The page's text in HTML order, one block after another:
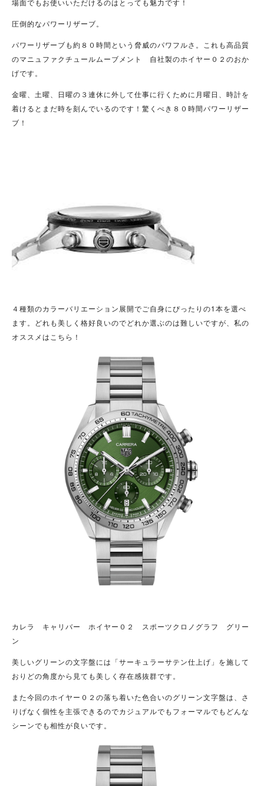
圧倒的なパワーリザーブ。
パワーリザーブも約８０時間という脅威のパワフルさ。これも高品質
のマニュファクチュールムーブメント 自社製のホイヤー０２のおか
げです。
金曜、土曜、日曜の３連休に外して仕事に行くために月曜日、時計を
着けるとまだ時を刻んでいるのです！驚くべき８０時間パワーリザー
ブ！
４種類のカラーバリエーション展開でご自身にぴったりの1本を選べ
ます。どれも美しく格好良いのでどれか選ぶのは難しいですが、私の
オススメはこちら！
カレラ キャリバー ホイヤー０２ スポーツクロノグラフ グリー
ン
美しいグリーンの文字盤には「サーキュラーサテン仕上げ」を施して
おりどの角度から見ても美しく存在感抜群です。
また今回のホイヤー０２の落ち着いた色合いのグリーン文字盤は、さ
りげなく個性を主張できるのでカジュアルでもフォーマルでもどんな
シーンでも相性が良いです。